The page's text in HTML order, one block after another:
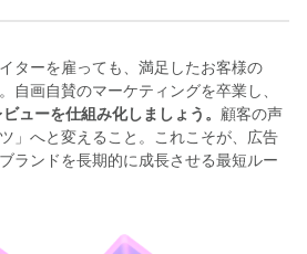
ターを雇っても、満足したお客様の
自画自賛のマーケティングを卒業し、
ューを仕組み化しましょう。 顧客の声
」へと変えること。これこそが、広告
ランドを長期的に成長させる最短ルー